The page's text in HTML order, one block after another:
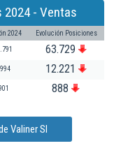
2024 - Ventas
2024 Evolución Posiciones
63.729
12.221
888
Valiner Sl